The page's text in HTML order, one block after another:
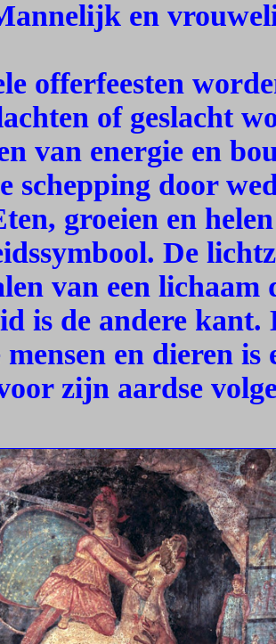
en
offerfeesten
of geslacht
van energie en
schepping door
groeien en
De
van een
is de andere
mensen en dieren
zijn aardse